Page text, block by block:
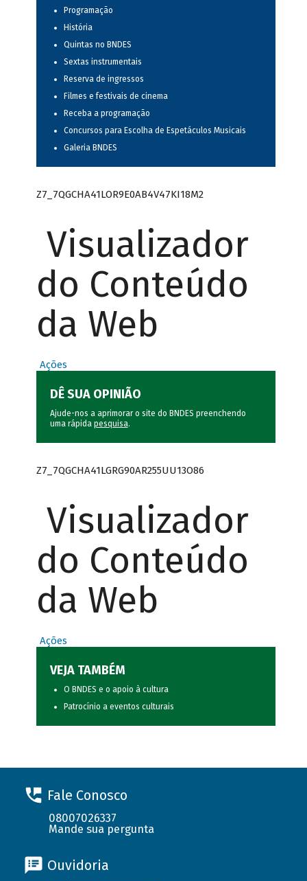
Programação
História
Quintas no BNDES
Sextas instrumentais
Reserva de ingressos
Filmes e festivais de cinema
Receba a programação
Concursos para Escolha de Espetáculos Musicais
Galeria BNDES
Z7_7QGCHA41LOR9E0AB4V47KI18M2
Visualizador
do Conteúdo
da Web
Ações
DÊ SUA OPINIÃO
Ajude-nos a aprimorar o site do BNDES preenchendo
uma rápida pesquisa.
Z7_7QGCHA41LGRG90AR255UU13O86
Visualizador
do Conteúdo
da Web
Ações
VEJA TAMBÉM
O BNDES e o apoio à cultura
Patrocínio a eventos culturais
Fale Conosco
08007026337
Mande sua pergunta
Ouvidoria